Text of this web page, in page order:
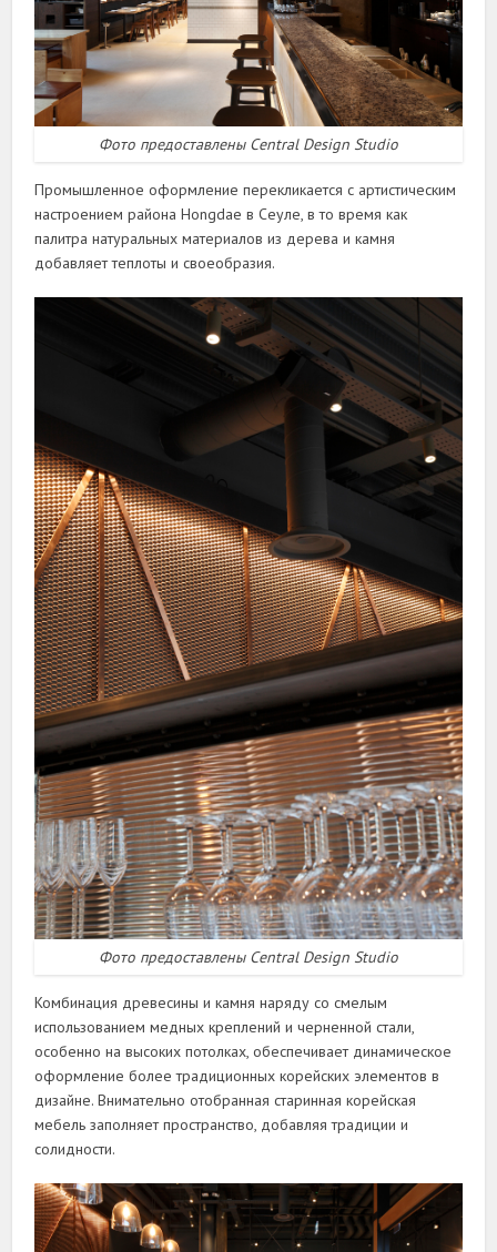
Фото предоставлены Central Design Studio
Промышленное оформление перекликается с артистическим
настроением района Hongdae в Сеуле, в то время как
палитра натуральных материалов из дерева и камня
добавляет теплоты и своеобразия.
Фото предоставлены Central Design Studio
Комбинация древесины и камня наряду со смелым
использованием медных креплений и черненной стали,
особенно на высоких потолках, обеспечивает динамическое
оформление более традиционных корейских элементов в
дизайне. Внимательно отобранная старинная корейская
мебель заполняет пространство, добавляя традиции и
солидности.